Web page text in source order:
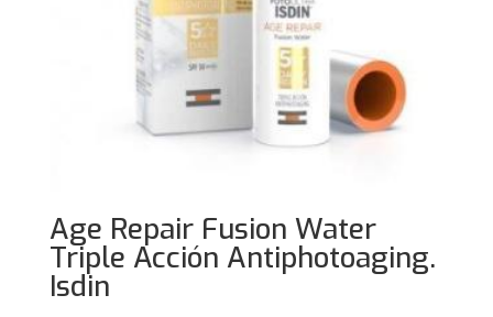
Age Repair Fusion Water
Triple Acción Antiphotoaging.
Isdin